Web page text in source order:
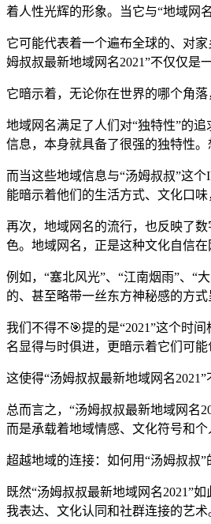
着人性光辉的形象。当它与“地域网
它可能代表着一个遍布全球的、对
姆叔叔最新地域网名2021”不仅仅是
它暗示着，无论你在世界的哪个角
地域网名满足了人们对“独特性”的
信息，本身就具备了很强的独特性
而当这些地域信息与“汤姆叔叔”这
能暗示着他们的生活方式、文化口
再次，地域网名的流行，也反映了
色。地域网名，正是这种文化自信
例如，“塞北风光”、“江南烟雨”、“
的、甚至略带一丝东方神秘感的方
我们不得不🎯提的是“2021”这个时
名显得与时俱进，更暗示着它们可
这使得“汤姆叔叔最新地域网名
总而言之，“汤姆叔叔最新地域网名
而是承载着地域情感、文化符号和
超越地域的连接：如何用“汤姆叔叔
既然“汤姆叔叔最新地域网名2021”
我表达、文化认同和社群连接的艺